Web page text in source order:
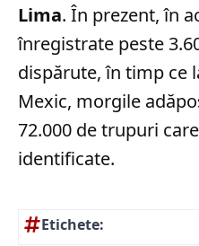
Lima. În prezent, în
înregistrate peste
dispărute, în timp ce
Mexic, morgile
72.000 de trupuri
identificate.
Etichete: